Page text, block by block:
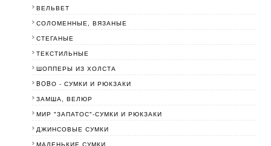
ВЕЛЬВЕТ
СОЛОМЕННЫЕ, ВЯЗАНЫЕ
СТЕГАНЫЕ
ТЕКСТИЛЬНЫЕ
ШОППЕРЫ ИЗ ХОЛСТА
BOBО - СУМКИ И РЮКЗАКИ
ЗАМША, ВЕЛЮР
МИР "ЗАПАТОС"-СУМКИ И РЮКЗАКИ
ДЖИНСОВЫЕ СУМКИ
МАЛЕНЬКИЕ СУМКИ